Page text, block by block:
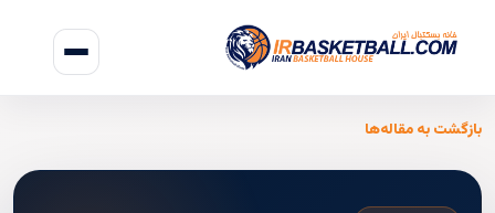
بازگشت به مقاله‌ها